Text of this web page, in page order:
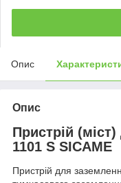
Опис
Опис
Пристрій
1101 S SICAME
Пристрій для